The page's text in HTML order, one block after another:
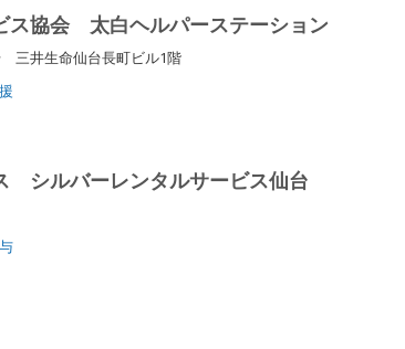
ス協会 太白ヘルパーステーション
三井生命仙台長町ビル1階
シルバーレンタルサービス仙台